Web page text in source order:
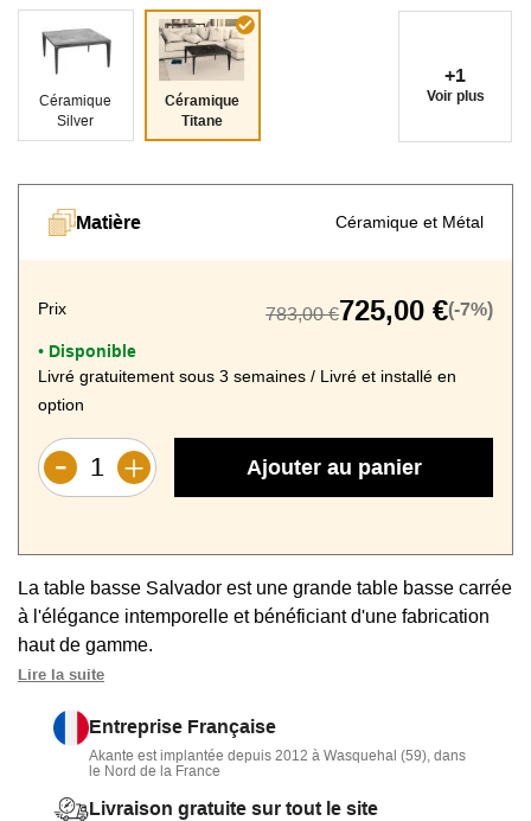
Céramique
Silver
Céramique
Titane
+1
Voir plus
Matière Céramique et Métal
Prix 783,00 €725,00 €(-7%)
• Disponible
Livré gratuitement sous 3 semaines / Livré et installé en
option
Ajouter au panier
La table basse Salvador est une grande table basse carrée
à l'élégance intemporelle et bénéficiant d'une fabrication
haut de gamme.
Esprit contemporain et intemporel
quatre pieds en métal laqué noir mat et un plateau en
céramique décliné dans plusieurs couleurs
Lire la suite
Entreprise Française
Akante est implantée depuis 2012 à Wasquehal (59), dans
le Nord de la France
Livraison gratuite sur tout le site